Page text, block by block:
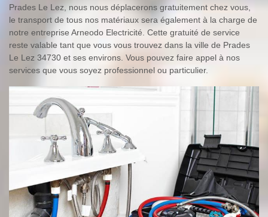
Prades Le Lez, nous nous déplacerons gratuitement chez vous,
le transport de tous nos matériaux sera également à la charge de
notre entreprise Arneodo Electricité. Cette gratuité de service
reste valable tant que vous vous trouvez dans la ville de Prades
Le Lez 34730 et ses environs. Vous pouvez faire appel à nos
services que vous soyez professionnel ou particulier.